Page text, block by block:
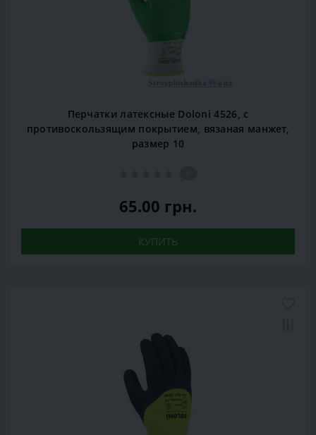
Перчатки латексные Doloni 4526, c
противоскользящим покрытием, вязаная манжет,
размер 10
65.00 грн.
КУПИТЬ